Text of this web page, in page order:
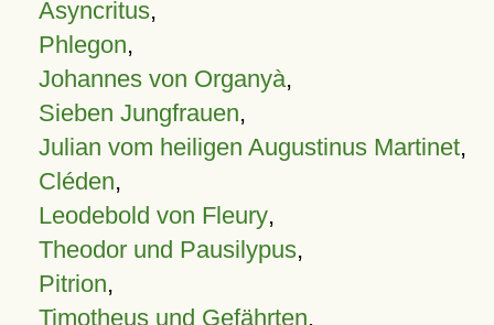
Asyncritus,
Phlegon,
Johannes von Organyà,
Sieben Jungfrauen,
Julian vom heiligen Augustinus Martinet,
Cléden,
Leodebold von Fleury,
Theodor und Pausilypus,
Pitrion,
Timotheus und Gefährten,